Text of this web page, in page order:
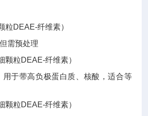
粒DEAE-纤维素）
需预处理
颗粒DEAE-纤维素）
用于带高负极蛋白质、核酸，适合等
颗粒DEAE-纤维素）